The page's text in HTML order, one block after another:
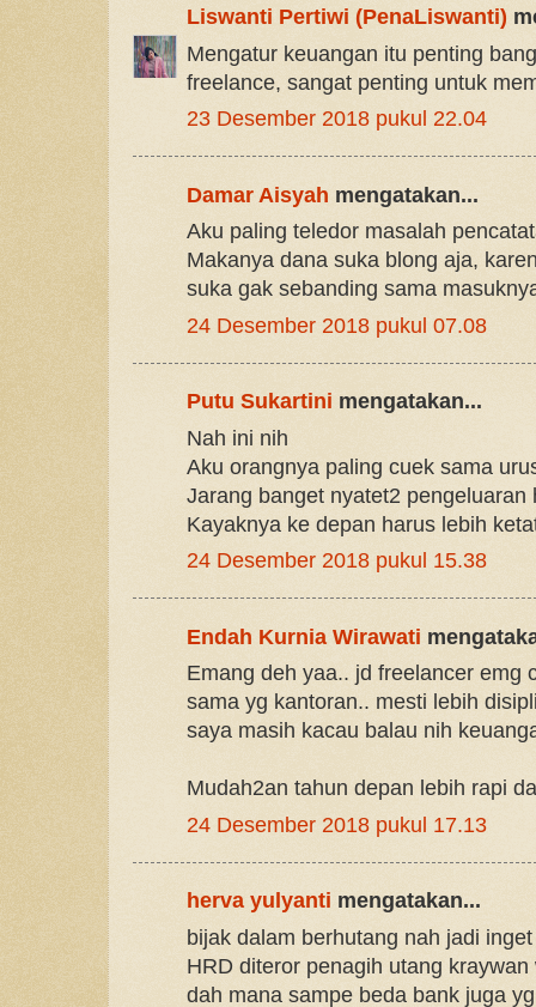
Liswanti Pertiwi (PenaLiswanti)
Mengatur keuangan itu penting
freelance, sangat penting untuk
23 Desember 2018 pukul 22.04
Damar Aisyah mengatakan...
Aku paling teledor masalah
Makanya dana suka blong aja,
suka gak sebanding sama
24 Desember 2018 pukul 07.08
Putu Sukartini mengatakan...
Nah ini nih
Aku orangnya paling cuek sama
Jarang banget nyatet2 pengeluaran
Kayaknya ke depan harus lebih
24 Desember 2018 pukul 15.38
Endah Kurnia Wirawati
Emang deh yaa.. jd freelancer emg
sama yg kantoran.. mesti lebih
saya masih kacau balau nih
Mudah2an tahun depan lebih rapi
24 Desember 2018 pukul 17.13
herva yulyanti mengatakan...
bijak dalam berhutang nah jadi
HRD diteror penagih utang
dah mana sampe beda bank juga